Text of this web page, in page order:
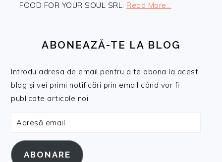
FOOD FOR YOUR SOUL SRL. Read More…
ABONEAZĂ-TE LA BLOG
Introdu adresa de email pentru a te abona la acest
blog și vei primi notificări prin email când vor fi
publicate articole noi.
Adresă
ABONARE